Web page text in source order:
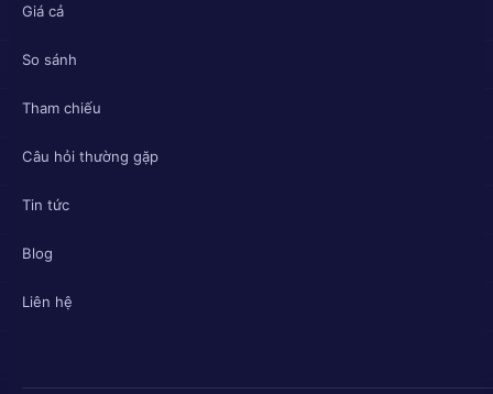
Giá cả
So sánh
Tham chiếu
Câu hỏi thường gặp
Tin tức
Blog
Liên hệ